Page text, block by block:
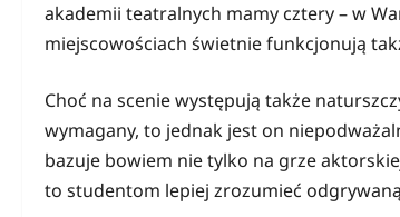
akademii teatralnych mamy cztery – w
miejscowościach świetnie funkcjonują
Choć na scenie występują także
wymagany, to jednak jest on
bazuje bowiem nie tylko na grze
to studentom lepiej zrozumieć